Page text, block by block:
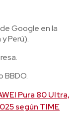
Google en la
Perú).
BBDO.
Pura 80 Ultra,
según TIME